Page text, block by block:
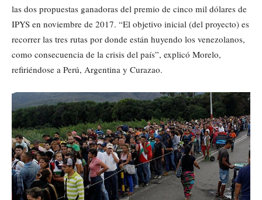
las dos propuestas ganadoras del premio de cinco mil dólares de
IPYS en noviembre de 2017. “El objetivo inicial (del proyecto) es
recorrer las tres rutas por donde están huyendo los venezolanos,
como consecuencia de la crisis del país”, explicó Morelo,
refiriéndose a Perú, Argentina y Curazao.